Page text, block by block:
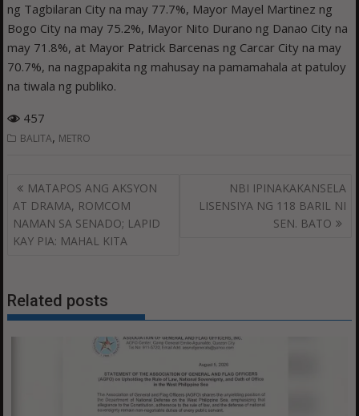
ng Tagbilaran City na may 77.7%, Mayor Mayel Martinez ng
Bogo City na may 75.2%, Mayor Nito Durano ng Danao City na
may 71.8%, at Mayor Patrick Barcenas ng Carcar City na may
70.7%, na nagpapakita ng mahusay na pamamahala at patuloy
na tiwala ng publiko.
457
BALITA, METRO
Post
navigation
MATAPOS ANG AKSYON
AT DRAMA, ROMCOM
NAMAN SA SENADO; LAPID
KAY PIA: MAHAL KITA
NBI IPINAKAKANSELA
LISENSIYA NG 118 BARIL NI
SEN. BATO
Related posts